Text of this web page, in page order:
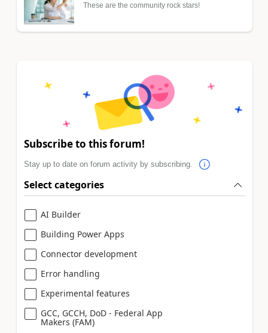
These are the community rock stars!
Subscribe to this forum!
Stay up to date on forum activity by subscribing.
Select categories
AI Builder
Building Power Apps
Connector development
Error handling
Experimental features
GCC, GCCH, DoD - Federal App
Makers (FAM)